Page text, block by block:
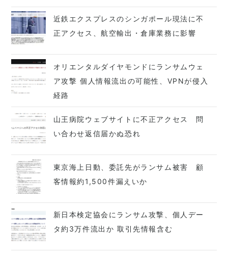
近鉄エクスプレスのシンガポール現法に不
正アクセス、航空輸出・倉庫業務に影響
オリエンタルダイヤモンドにランサムウェ
ア攻撃 個人情報流出の可能性、VPNが侵入
経路
山王病院ウェブサイトに不正アクセス 問
い合わせ返信届かぬ恐れ
東京海上日動、委託先がランサム被害 顧
客情報約1,500件漏えいか
新日本検定協会にランサム攻撃、個人デー
タ約3万件流出か 取引先情報含む